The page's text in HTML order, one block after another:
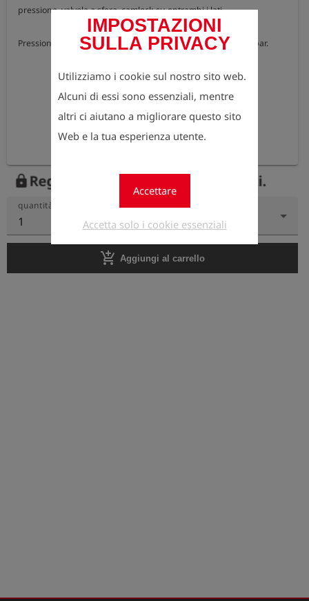
IMPOSTAZIONI
SULLA PRIVACY
Utilizziamo i cookie sul nostro sito web.
Alcuni di essi sono essenziali, mentre
altri ci aiutano a migliorare questo sito
Web e la tua esperienza utente.
Accettare
Accetta solo i cookie essenziali
pressione, valvola a sfera, camlock su entrambi i lati.
Pressione di ingresso massima 10 bar, pressione di uscita 1 bar.
lock Registrati ora per vedere i prezzi.
quantità
1
add_shopping_cart Aggiungi al carrello